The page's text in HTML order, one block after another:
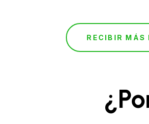
RECIBIR MÁS